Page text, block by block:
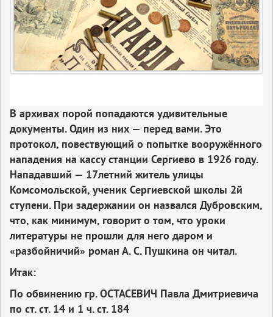
В архивах порой попадаются удивительные
документы. Один из них — перед вами. Это
протокол, повествующий о попытке вооружённого
нападения на кассу станции Сергиево в 1926 году.
Нападавший — 17­летний житель улицы
Комсомольской, ученик Сергиевской школы 2­й
ступени. При задержании он назвался Дубровским,
что, как минимум, говорит о том, что уроки
литературы не прошли для него даром и
«разбойничий» роман А. С. Пушкина он читал.
Итак:
По обвинению гр. ОСТАСЕВИЧ Павла Дмитриевича
по ст. ст. 14 и 1 ч. ст. 184